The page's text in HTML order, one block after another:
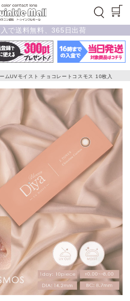
で送料無料、365日出荷
ムUVモイスト チョコレートコスモス 10枚入